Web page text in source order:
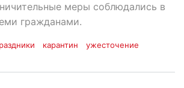
меры соблюдались в
гражданами.
карантин ужесточение